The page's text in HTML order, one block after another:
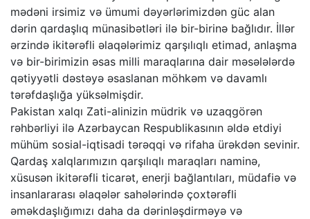
mədəni irsimiz və ümumi dəyərlərimizdən güc alan
dərin qardaşlıq münasibətləri ilə bir-birinə bağlıdır. İllər
ərzində ikitərəfli əlaqələrimiz qarşılıqlı etimad, anlaşma
və bir-birimizin əsas milli maraqlarına dair məsələlərdə
qətiyyətli dəstəyə əsaslanan möhkəm və davamlı
tərəfdaşlığa yüksəlmişdir.
Pakistan xalqı Zati-alinizin müdrik və uzaqgörən
rəhbərliyi ilə Azərbaycan Respublikasının əldə etdiyi
mühüm sosial-iqtisadi tərəqqi və rifaha ürəkdən sevinir.
Qardaş xalqlarımızın qarşılıqlı maraqları naminə,
xüsusən ikitərəfli ticarət, enerji bağlantıları, müdafiə və
insanlararası əlaqələr sahələrində çoxtərəfli
əməkdaşlığımızı daha da dərinləşdirməyə və